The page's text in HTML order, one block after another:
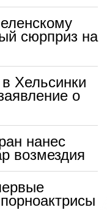
сюрприз на
Хельсинки
о
нанес
возмездия